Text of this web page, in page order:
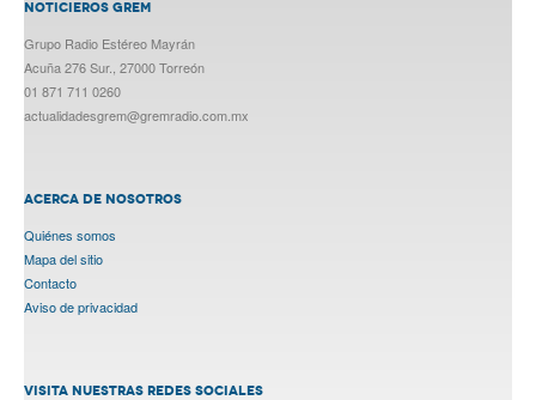
NOTICIEROS GREM
Grupo Radio Estéreo Mayrán
Acuña 276 Sur., 27000 Torreón
01 871 711 0260
actualidadesgrem@gremradio.com.mx
ACERCA DE NOSOTROS
Quiénes somos
Mapa del sitio
Contacto
Aviso de privacidad
VISITA NUESTRAS REDES SOCIALES